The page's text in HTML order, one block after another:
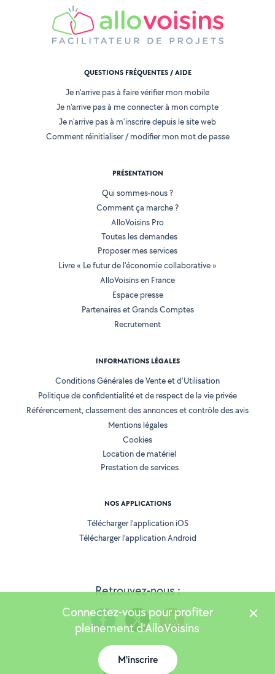
Retrouvez-nous :
QUESTIONS FRÉQUENTES / AIDE
Je n'arrive pas à faire vérifier mon mobile
Je n'arrive pas à me connecter à mon compte
Je n'arrive pas à m'inscrire depuis le site web
Comment réinitialiser / modifier mon mot de passe
PRÉSENTATION
Qui sommes-nous ?
Comment ça marche ?
AlloVoisins Pro
Toutes les demandes
Proposer mes services
Livre « Le futur de l'économie collaborative »
AlloVoisins en France
Espace presse
Partenaires et Grands Comptes
Recrutement
INFORMATIONS LÉGALES
Conditions Générales de Vente et d'Utilisation
Politique de confidentialité et de respect de la vie privée
Référencement, classement des annonces et contrôle des avis
Mentions légales
Cookies
Location de matériel
Prestation de services
NOS APPLICATIONS
Télécharger l’application iOS
Télécharger l’application Android
Version 25.5.3
Connectez-vous pour profiter
pleinement d'AlloVoisins
M'inscrire